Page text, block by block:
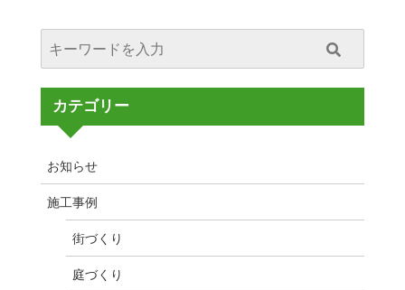
カテゴリー
お知らせ
施工事例
街づくり
庭づくり